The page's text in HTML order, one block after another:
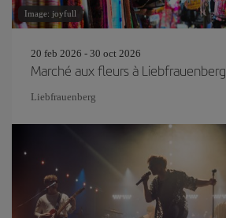
Image: joyfull
20 feb 2026 - 30 oct 2026
Marché aux fleurs à Liebfrauenberg
Liebfrauenberg